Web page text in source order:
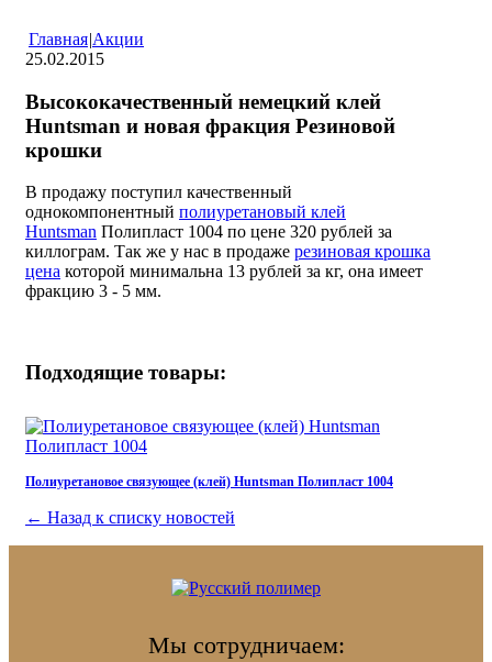
Главная|Акции
25.02.2015
Высококачественный немецкий клей
Huntsman и новая фракция Резиновой
крошки
В продажу поступил качественный
однокомпонентный полиуретановый клей
Huntsman Полипласт 1004 по цене 320 рублей за
киллограм. Так же у нас в продаже резиновая крошка
цена которой минимальна 13 рублей за кг, она имеет
фракцию 3 - 5 мм.
Подходящие товары:
Полиуретановое связующее (клей) Huntsman Полипласт 1004
← Назад к списку новостей
Мы сотрудничаем: